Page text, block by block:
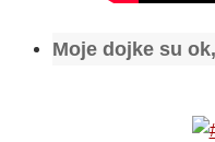
Moje dojke su